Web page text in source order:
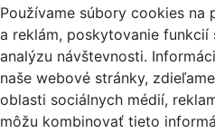
Používame súbory cookies na
a reklám, poskytovanie funkcií
analýzu návštevnosti.
naše webové stránky,
oblasti sociálnych médií,
môžu kombinovať tieto